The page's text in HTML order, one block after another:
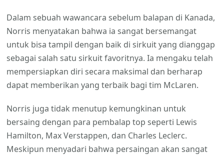
Dalam sebuah wawancara sebelum balapan di Kanada,
Norris menyatakan bahwa ia sangat bersemangat
untuk bisa tampil dengan baik di sirkuit yang dianggap
sebagai salah satu sirkuit favoritnya. Ia mengaku telah
mempersiapkan diri secara maksimal dan berharap
dapat memberikan yang terbaik bagi tim McLaren.
Norris juga tidak menutup kemungkinan untuk
bersaing dengan para pembalap top seperti Lewis
Hamilton, Max Verstappen, dan Charles Leclerc.
Meskipun menyadari bahwa persaingan akan sangat